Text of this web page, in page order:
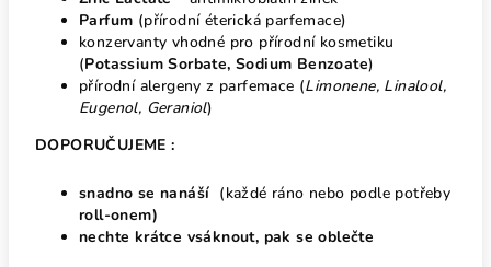
Parfum (přírodní éterická parfemace)
konzervanty vhodné pro přírodní kosmetiku
(Potassium Sorbate, Sodium Benzoate)
přírodní alergeny z parfemace (Limonene, Linalool,
Eugenol, Geraniol)
DOPORUČUJEME :
snadno se nanáší (každé ráno nebo podle potřeby
roll-onem)
nechte krátce vsáknout, pak se oblečte